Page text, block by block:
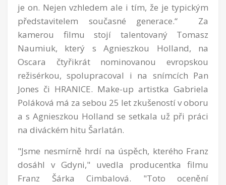
je on. Nejen vzhledem ale i tím, že je typickým
představitelem současné generace.“ Za
kamerou filmu stojí talentovaný Tomasz
Naumiuk, který s Agnieszkou Holland, na
Oscara čtyřikrát nominovanou evropskou
režisérkou, spolupracoval i na snímcích Pan
Jones či HRANICE. Make-up artistka Gabriela
Poláková má za sebou 25 let zkušeností v oboru
a s Agnieszkou Holland se setkala už při práci
na diváckém hitu Šarlatán.
"Jsme nesmírně hrdí na úspěch, kterého Franz
dosáhl v Gdyni," uvedla producentka filmu
Franz Šárka Cimbalová. "Toto ocenění